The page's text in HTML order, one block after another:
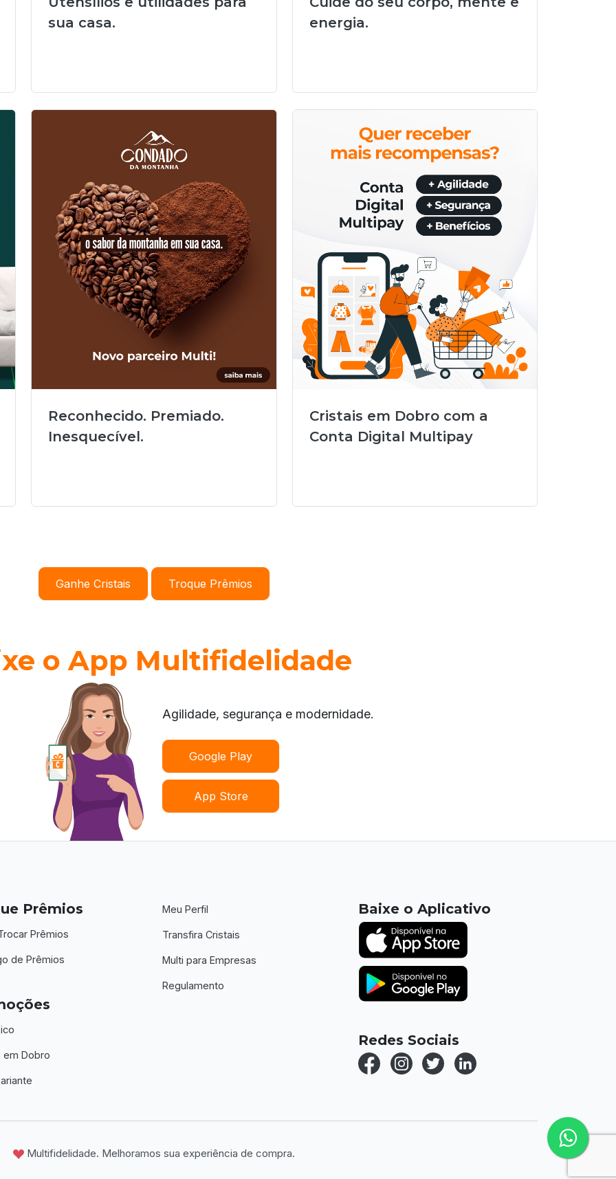
sua casa.
energia.
Reconhecido. Premiado.
Inesquecível.
Cristais em Dobro com a
Conta Digital Multipay
Ganhe Cristais Troque Prêmios
o App Multifidelidade
Agilidade, segurança e modernidade.
Google Play
App Store
Prêmios
Prêmios
de Prêmios
em Dobro
Meu Perfil
Transfira Cristais
Multi para Empresas
Regulamento
Baixe o Aplicativo
Redes Sociais
Multifidelidade. Melhoramos sua experiência de compra.